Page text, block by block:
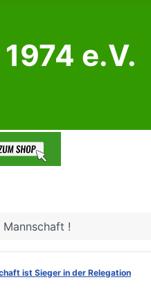
e.V.
!
ist Sieger in der Relegation